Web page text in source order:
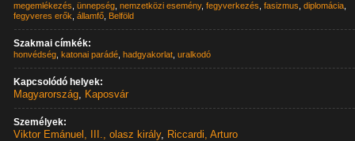
megemlékezés ,ünnepség ,nemzetközi esemény,fegyverkezés ,fasizmus ,diplomácia
fegyveres erők ,államfő Belföld
Szakmai címkék:
honvédség ,katonai parádé ,hadgyakorlat ,uralkodó
Kapcsolódó helyek:
Magyarország, Kaposvár
Személyek:
Viktor Emánuel, III., olasz király, Riccardi, Arturo